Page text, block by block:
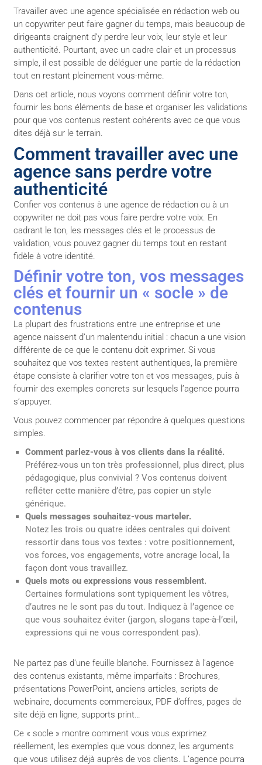
Travailler avec une agence spécialisée en rédaction web ou
un copywriter peut faire gagner du temps, mais beaucoup de
dirigeants craignent d’y perdre leur voix, leur style et leur
authenticité. Pourtant, avec un cadre clair et un processus
simple, il est possible de déléguer une partie de la rédaction
tout en restant pleinement vous-même.
Dans cet article, nous voyons comment définir votre ton,
fournir les bons éléments de base et organiser les validations
pour que vos contenus restent cohérents avec ce que vous
dites déjà sur le terrain.
Comment travailler avec une
agence sans perdre votre
authenticité
Confier vos contenus à une agence de rédaction ou à un
copywriter ne doit pas vous faire perdre votre voix. En
cadrant le ton, les messages clés et le processus de
validation, vous pouvez gagner du temps tout en restant
fidèle à votre identité.
Définir votre ton, vos messages
clés et fournir un « socle » de
contenus
La plupart des frustrations entre une entreprise et une
agence naissent d’un malentendu initial : chacun a une vision
différente de ce que le contenu doit exprimer. Si vous
souhaitez que vos textes restent authentiques, la première
étape consiste à clarifier votre ton et vos messages, puis à
fournir des exemples concrets sur lesquels l’agence pourra
s’appuyer.
Vous pouvez commencer par répondre à quelques questions
simples.
Comment parlez-vous à vos clients dans la réalité.
Préférez-vous un ton très professionnel, plus direct, plus
pédagogique, plus convivial ? Vos contenus doivent
refléter cette manière d’être, pas copier un style
générique.
Quels messages souhaitez-vous marteler.
Notez les trois ou quatre idées centrales qui doivent
ressortir dans tous vos textes : votre positionnement,
vos forces, vos engagements, votre ancrage local, la
façon dont vous travaillez.
Quels mots ou expressions vous ressemblent.
Certaines formulations sont typiquement les vôtres,
d’autres ne le sont pas du tout. Indiquez à l’agence ce
que vous souhaitez éviter (jargon, slogans tape-à-l’œil,
expressions qui ne vous correspondent pas).
Ne partez pas d’une feuille blanche. Fournissez à l’agence
des contenus existants, même imparfaits : Brochures,
présentations PowerPoint, anciens articles, scripts de
webinaire, documents commerciaux, PDF d’offres, pages de
site déjà en ligne, supports print…
Ce « socle » montre comment vous vous exprimez
réellement, les exemples que vous donnez, les arguments
que vous utilisez déjà auprès de vos clients. L’agence pourra